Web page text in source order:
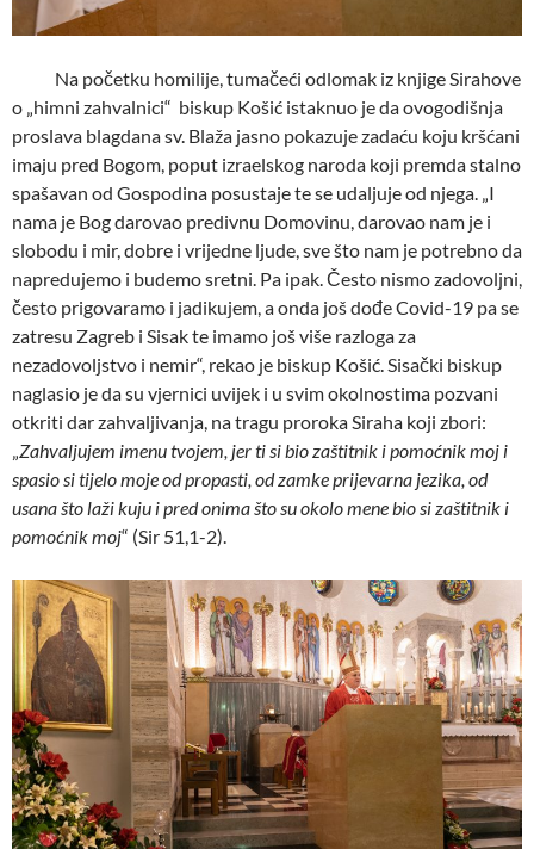
Na početku homilije, tumačeći odlomak iz knjige Sirahove
o „himni zahvalnici“ biskup Košić istaknuo je da ovogodišnja
proslava blagdana sv. Blaža jasno pokazuje zadaću koju kršćani
imaju pred Bogom, poput izraelskog naroda koji premda stalno
spašavan od Gospodina posustaje te se udaljuje od njega. „I
nama je Bog darovao predivnu Domovinu, darovao nam je i
slobodu i mir, dobre i vrijedne ljude, sve što nam je potrebno da
napredujemo i budemo sretni. Pa ipak. Često nismo zadovoljni,
često prigovaramo i jadikujem, a onda još dođe Covid-19 pa se
zatresu Zagreb i Sisak te imamo još više razloga za
nezadovoljstvo i nemir“, rekao je biskup Košić. Sisački biskup
naglasio je da su vjernici uvijek i u svim okolnostima pozvani
otkriti dar zahvaljivanja, na tragu proroka Siraha koji zbori:
„Zahvaljujem imenu tvojem, jer ti si bio zaštitnik i pomoćnik moj i
spasio si tijelo moje od propasti, od zamke prijevarna jezika, od
usana što laži kuju i pred onima što su okolo mene bio si zaštitnik i
pomoćnik moj“ (Sir 51,1-2).